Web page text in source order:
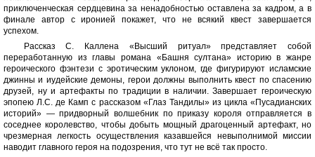
приключенческая сердцевина за ненадобностью оставлена за кадром, а в
финале автор с иронией покажет, что не всякий квест завершается
успехом.
Рассказ С. Каллена «Высший ритуал» представляет собой
переработанную из главы романа «Башня султана» историю в жанре
героического фэнтези с эротическим уклоном, где фигурируют исламские
джинны и иудейские демоны, герои должны выполнить квест по спасению
друзей, ну и артефакты по традиции в наличии. Завершает героическую
эпопею Л.С. де Камп с рассказом «Глаз Тандилы» из цикла «Пусадианских
историй» — придворный волшебник по приказу короля отправляется в
соседнее королевство, чтобы добыть мощный драгоценный артефакт, но
чрезмерная легкость осуществления казавшейся невыполнимой миссии
наводит главного героя на подозрения, что тут не всё так просто.